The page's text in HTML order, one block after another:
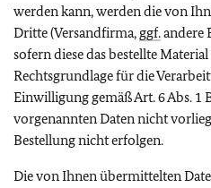
werden kann, werden die von
Dritte (Versandfirma, ggf.andere
sofern diese das bestellte
Rechtsgrundlage für die
Einwilligung gemäß Art. 6 Abs. 1
vorgenannten Daten nicht
Bestellung nicht erfolgen.
Die von Ihnen übermittelten